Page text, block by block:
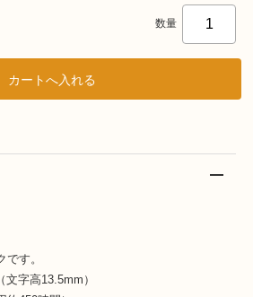
数量
す。
字高13.5mm）